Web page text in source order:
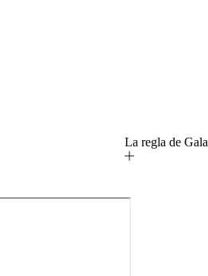
La regla de Gala